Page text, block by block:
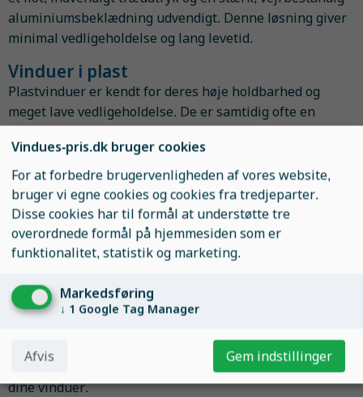
aluminiumsbeklædning udvendigt. Denne løsning giver
minimal vedligeholdelse og lang levetid.
Vinduer i plast
Plastvinduer er kendt for deres høje holdbarhed og
meget lave vedligeholdelse. De er samtidig ofte en
budgetvenlig løsning og kan være særligt velegnede til
udsatte miljøer.
Moderne ruder med energibesparelse
Prisberegneren tager udgangspunkt i moderne
lavenergiruder med høj lysgennemgang og god
isoleringsevne. Der bruges som standard en 3-lags
lavenergirude, som lever op til kravene i
bygningsreglementet BR10
lavenergiruder.
Ønsker du mere detaljeret information om rudernes
opbygning, anbefales det at kontakte producenten af
dine vinduer.
Vindues-pris.dk bruger cookies
For at forbedre brugervenligheden af vores website,
bruger vi egne cookies og cookies fra tredjeparter.
Disse cookies har til formål at understøtte tre
overordnede formål på hjemmesiden som er
funktionalitet, statistik og marketing.
Markedsføring
↓ 1 Google Tag Manager
Afvis Gem indstillinger